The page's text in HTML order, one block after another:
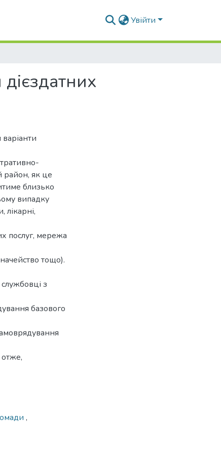
Увійти
район, як це
близько
випадку
лікарні,
послуг, мережа
тощо).
з
базового
,